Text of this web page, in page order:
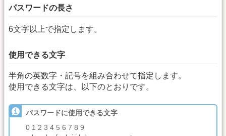
パスワードの長さ
6文字以上で指定します。
使用できる文字
半角の英数字・記号を組み合わせて指定します。
使用できる文字は、以下のとおりです。
パスワードに使用できる文字
0 1 2 3 4 5 6 7 8 9